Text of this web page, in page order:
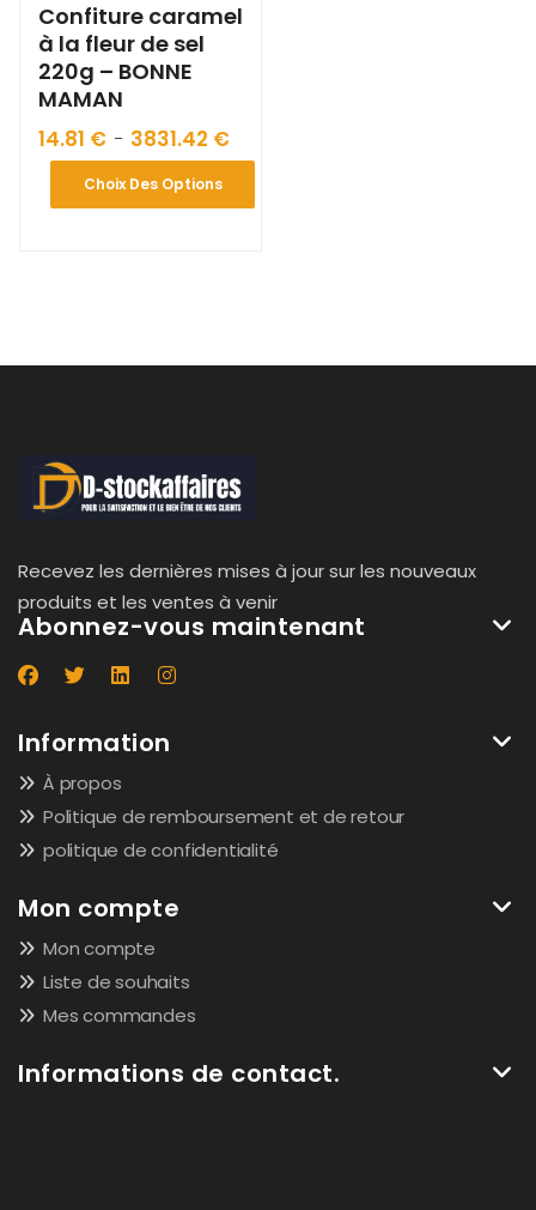
Confiture caramel
à la fleur de sel
220g – BONNE
MAMAN
14.81 € – 3831.42 €
Choix Des Options
Recevez les dernières mises à jour sur les nouveaux
produits et les ventes à venir
Abonnez-vous maintenant
Information
À propos
Politique de remboursement et de retour
politique de confidentialité
Mon compte
Mon compte
Liste de souhaits
Mes commandes
Informations de contact.